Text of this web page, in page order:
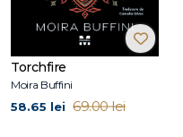
Torchfire
Moira Buffini
58.65 lei 69.00 lei